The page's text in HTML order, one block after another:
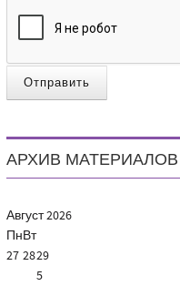
Отправить
АРХИВ МАТЕРИАЛОВ
Август2026
ПнВт
27 2829
5